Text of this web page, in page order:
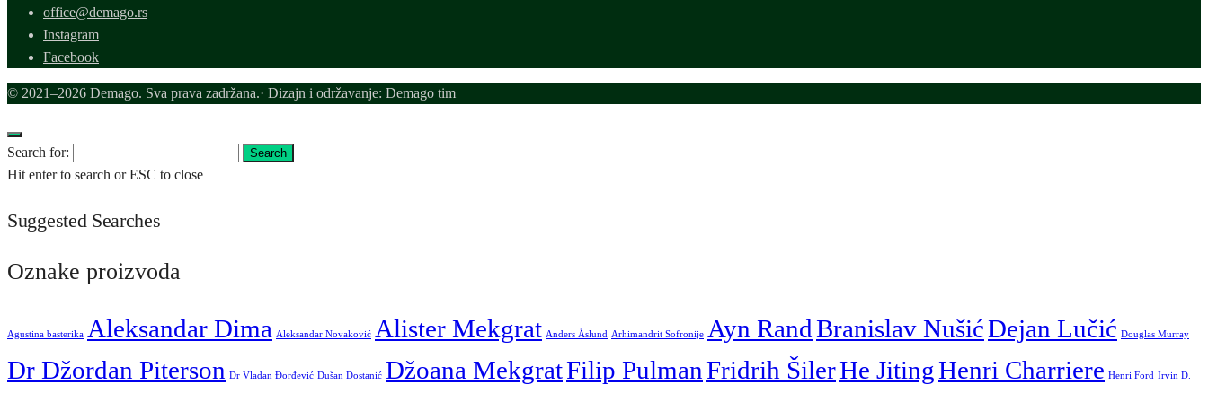
office@demago.rs
Instagram
Facebook
© 2021–2026 Demago. Sva prava zadržana.· Dizajn i održavanje: Demago tim
Search for: Search
Hit enter to search or ESC to close
Suggested Searches
Oznake proizvoda
Agustina basterika Aleksandar Dima Aleksandar Novaković Alister Mekgrat Anders Åslund Arhimandrit Sofronije Ayn RandBranislav NušićDejan Lučić Douglas Murray
Dr Džordan Piterson Dr Vladan Đorđević Dušan Dostanić Džoana MekgratFilip PulmanFridrih ŠilerHe JitingHenri Charriere Henri Ford Irvin D.